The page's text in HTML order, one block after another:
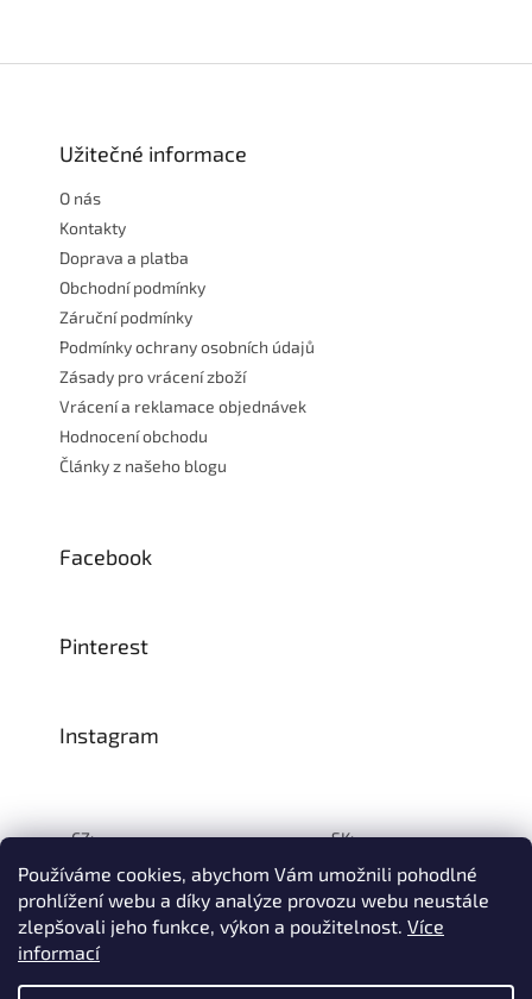
Používáme cookies, abychom Vám umožnili pohodlné
prohlížení webu a díky analýze provozu webu neustále
zlepšovali jeho funkce, výkon a použitelnost. Více
informací
Užitečné informace
O nás
Kontakty
Doprava a platba
Obchodní podmínky
Záruční podmínky
Podmínky ochrany osobních údajů
Zásady pro vrácení zboží
Vrácení a reklamace objednávek
Hodnocení obchodu
Články z našeho blogu
Facebook
Pinterest
Instagram
CZ: SK:
Vytvořil Shoptet
© 1993–2026INTEA SERVICE s.r.o.Všechna práva vyhrazena.